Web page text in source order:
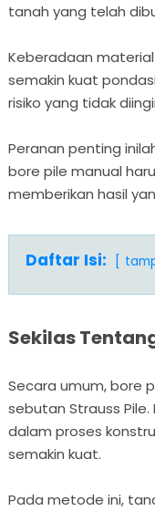
tanah yang telah
Keberadaan
semakin kuat
risiko yang tidak
Peranan penting
bore pile manual
memberikan hasil
Daftar Isi:
Sekilas
Secara umum, bore
sebutan Strauss
dalam proses
semakin kuat.
Pada metode ini,